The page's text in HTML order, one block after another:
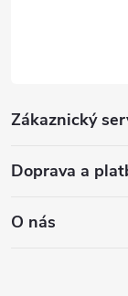
Zákaznický
Doprava a
O nás